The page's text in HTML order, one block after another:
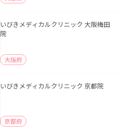
いびきメディカルクリニック 大阪梅田
院
大阪府
いびきメディカルクリニック 京都院
京都府